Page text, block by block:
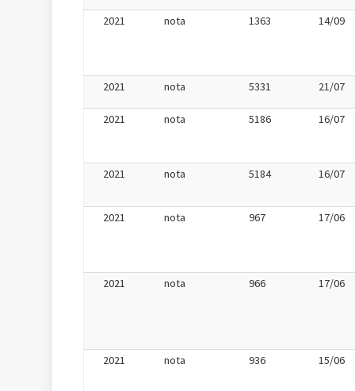
2021 nota 1363 14/09
2021 nota 5331 21/07
2021 nota 5186 16/07
2021 nota 5184 16/07
2021 nota 967 17/06
2021 nota 966 17/06
2021 nota 936 15/06